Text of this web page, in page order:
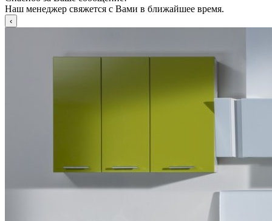
Наш менеджер свяжется с Вами в ближайшее время.